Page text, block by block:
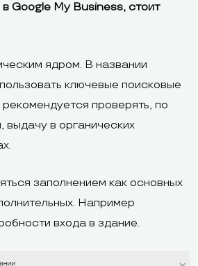
в Google My Business, стоит
ядром. В названии
ключевые поисковые
проверять, по
в органических
заполнением как основных
Например
входа в здание.